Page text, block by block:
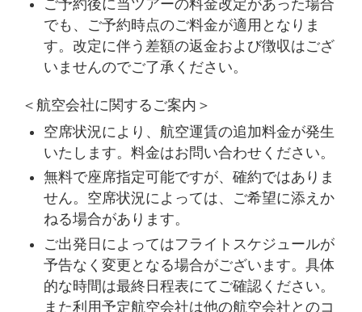
ご予約後に当ツアーの料金改定があった場合
でも、ご予約時点のご料金が適用となりま
す。改定に伴う差額の返金および徴収はござ
いませんのでご了承ください。
＜航空会社に関するご案内＞
空席状況により、航空運賃の追加料金が発生
いたします。料金はお問い合わせください。
無料で座席指定可能ですが、確約ではありま
せん。空席状況によっては、ご希望に添えか
ねる場合があります。
ご出発日によってはフライトスケジュールが
予告なく変更となる場合がございます。具体
的な時間は最終日程表にてご確認ください。
また利用予定航空会社は他の航空会社とのコ